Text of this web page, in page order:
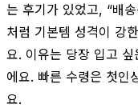
는 후기가 있었고, “배
처럼 기본템 성격이 강
요. 이유는 당장 입고
에요. 빠른 수령은 첫인
요.